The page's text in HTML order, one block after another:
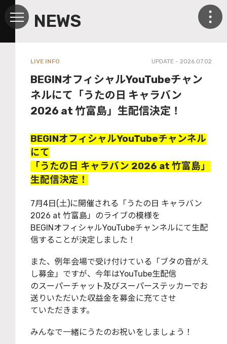
NEWS
LIVE INFO UPDATE - 2026.07.02
BEGINオフィシャルYouTubeチャン
ネルにて「うたの⽇ キャラバン
2026 at ⽵富島」⽣配信決定！
BEGINオフィシャルYouTubeチャンネル
にて
「うたの⽇ キャラバン 2026 at ⽵富島」
⽣配信決定！
7⽉4⽇(⼟)に開催される「うたの⽇ キャラバン
2026 at ⽵富島」のライブの模様を
BEGINオフィシャルYouTubeチャンネルにて⽣配
信することが決定しました！
また、例年会場で受け付けている「ブタの⾳がえ
し募⾦」ですが、今年はYouTube⽣配信
のスーパーチャット及びスーパーステッカーでお
送りいただいた収益⾦を募⾦に充てさせ
ていただきます。
みんなで⼀緒にうたのお祝いをしましょう！